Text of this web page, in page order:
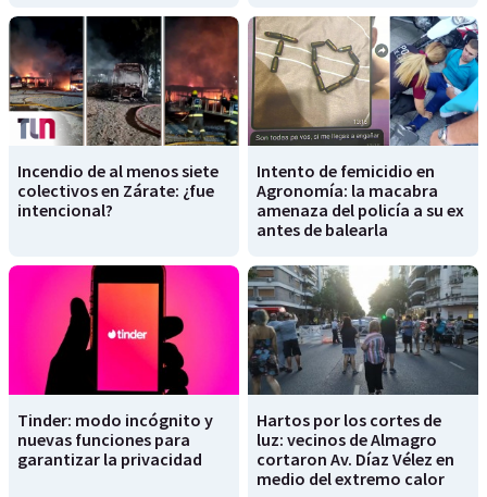
Incendio de al menos siete
colectivos en Zárate: ¿fue
intencional?
Intento de femicidio en
Agronomía: la macabra
amenaza del policía a su ex
antes de balearla
Tinder: modo incógnito y
nuevas funciones para
garantizar la privacidad
Hartos por los cortes de
luz: vecinos de Almagro
cortaron Av. Díaz Vélez en
medio del extremo calor